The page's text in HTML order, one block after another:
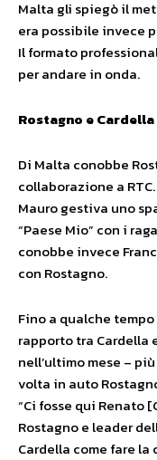
Malta gli spiegò il
era possibile invece
Il formato
per andare in onda.
Rostagno e Cardella
Di Malta conobbe
collaborazione a
Mauro gestiva uno
“Paese Mio” con i
conobbe invece
con Rostagno.
Fino a qualche
rapporto tra Cardella
nell’ultimo mese –
volta in auto
“Ci fosse qui Renato
Rostagno e leader
Cardella come fare la